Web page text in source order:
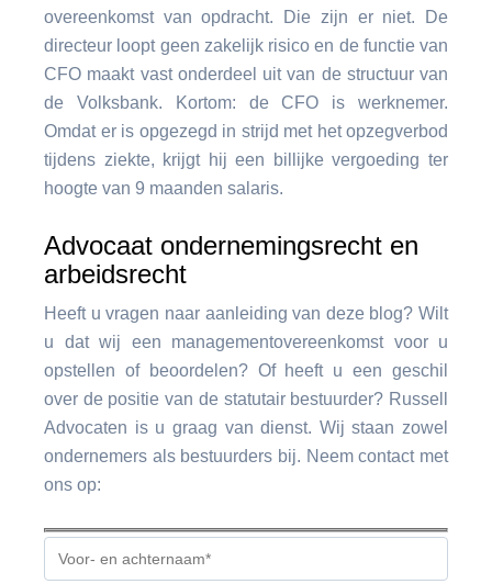
overeenkomst van opdracht. Die zijn er niet. De
directeur loopt geen zakelijk risico en de functie van
CFO maakt vast onderdeel uit van de structuur van
de Volksbank. Kortom: de CFO is werknemer.
Omdat er is opgezegd in strijd met het opzegverbod
tijdens ziekte, krijgt hij een billijke vergoeding ter
hoogte van 9 maanden salaris.
Advocaat ondernemingsrecht en
arbeidsrecht
Heeft u vragen naar aanleiding van deze blog? Wilt
u dat wij een managementovereenkomst voor u
opstellen of beoordelen? Of heeft u een geschil
over de positie van de statutair bestuurder? Russell
Advocaten is u graag van dienst. Wij staan zowel
ondernemers als bestuurders bij. Neem contact met
ons op: